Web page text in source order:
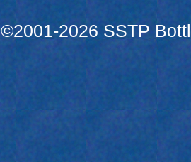
©2001-2026 SSTP